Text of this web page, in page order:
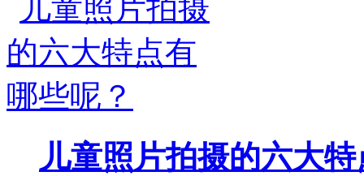
儿童照片拍摄的六大